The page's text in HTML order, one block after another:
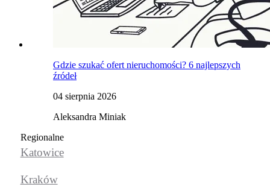
Gdzie szukać ofert nieruchomości? 6 najlepszych
źródeł
04 sierpnia 2026
Aleksandra Miniak
Regionalne
Katowice
Kraków